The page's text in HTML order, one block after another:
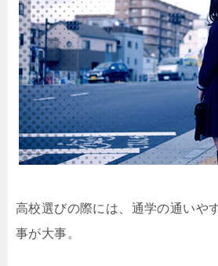
高校選びの際には、通学の通いや
事が大事。